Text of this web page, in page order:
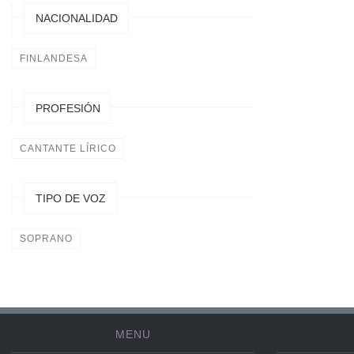
NACIONALIDAD
FINLANDESA
PROFESIÓN
CANTANTE LÍRICO
TIPO DE VOZ
SOPRANO
MENU